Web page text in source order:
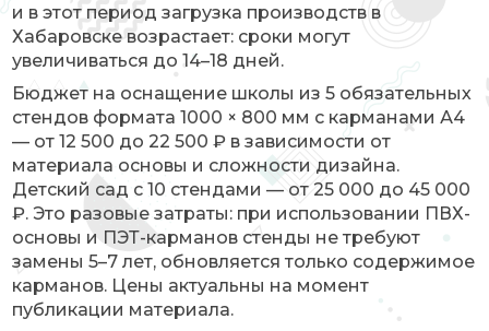
и в этот период загрузка производств в
Хабаровске возрастает: сроки могут
увеличиваться до 14–18 дней.
Бюджет на оснащение школы из 5 обязательных
стендов формата 1000 × 800 мм с карманами А4
— от 12 500 до 22 500 ₽ в зависимости от
материала основы и сложности дизайна.
Детский сад с 10 стендами — от 25 000 до 45 000
₽. Это разовые затраты: при использовании ПВХ-
основы и ПЭТ-карманов стенды не требуют
замены 5–7 лет, обновляется только содержимое
карманов. Цены актуальны на момент
публикации материала.